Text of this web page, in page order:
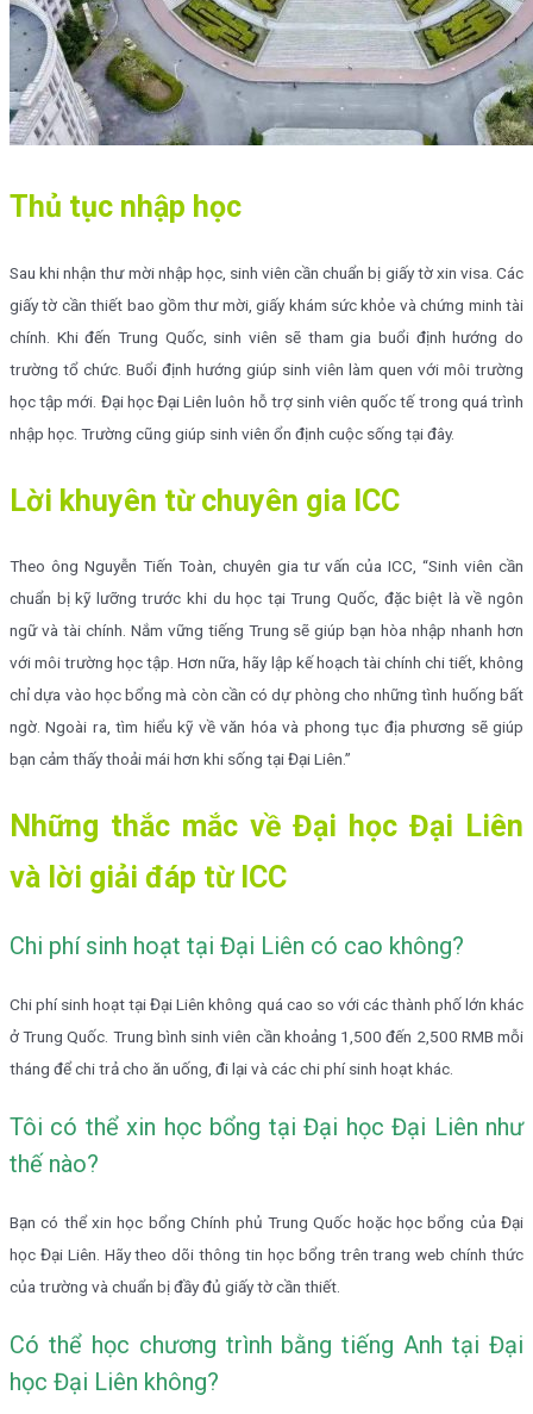
Thủ tục nhập học
Sau khi nhận thư mời nhập học, sinh viên cần chuẩn bị giấy tờ xin visa. Các
giấy tờ cần thiết bao gồm thư mời, giấy khám sức khỏe và chứng minh tài
chính. Khi đến Trung Quốc, sinh viên sẽ tham gia buổi định hướng do
trường tổ chức. Buổi định hướng giúp sinh viên làm quen với môi trường
học tập mới. Đại học Đại Liên luôn hỗ trợ sinh viên quốc tế trong quá trình
nhập học. Trường cũng giúp sinh viên ổn định cuộc sống tại đây.
Lời khuyên từ chuyên gia ICC
Theo ông Nguyễn Tiến Toàn, chuyên gia tư vấn của ICC, “Sinh viên cần
chuẩn bị kỹ lưỡng trước khi du học tại Trung Quốc, đặc biệt là về ngôn
ngữ và tài chính. Nắm vững tiếng Trung sẽ giúp bạn hòa nhập nhanh hơn
với môi trường học tập. Hơn nữa, hãy lập kế hoạch tài chính chi tiết, không
chỉ dựa vào học bổng mà còn cần có dự phòng cho những tình huống bất
ngờ. Ngoài ra, tìm hiểu kỹ về văn hóa và phong tục địa phương sẽ giúp
bạn cảm thấy thoải mái hơn khi sống tại Đại Liên.”
Những thắc mắc về Đại học Đại Liên
và lời giải đáp từ ICC
Chi phí sinh hoạt tại Đại Liên có cao không?
Chi phí sinh hoạt tại Đại Liên không quá cao so với các thành phố lớn khác
ở Trung Quốc. Trung bình sinh viên cần khoảng 1,500 đến 2,500 RMB mỗi
tháng để chi trả cho ăn uống, đi lại và các chi phí sinh hoạt khác.
Tôi có thể xin học bổng tại Đại học Đại Liên như
thế nào?
Bạn có thể xin học bổng Chính phủ Trung Quốc hoặc học bổng của Đại
học Đại Liên. Hãy theo dõi thông tin học bổng trên trang web chính thức
của trường và chuẩn bị đầy đủ giấy tờ cần thiết.
Có thể học chương trình bằng tiếng Anh tại Đại
học Đại Liên không?